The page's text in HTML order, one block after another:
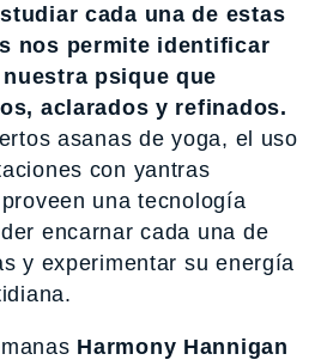
cada una de estas
nos permite identificar
psique que
aclarados y refinados.
asanas de yoga, el uso
con yantras
una tecnología
encarnar cada una de
y experimentar su energía
Harmony Hannigan